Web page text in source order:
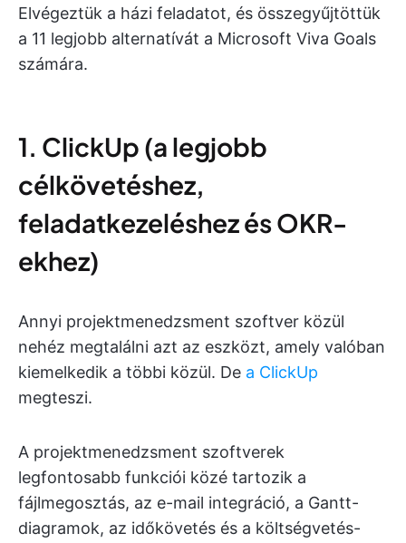
Elvégeztük a házi feladatot, és összegyűjtöttük
a 11 legjobb alternatívát a Microsoft Viva Goals
számára.
1. ClickUp (a legjobb
célkövetéshez,
feladatkezeléshez és OKR-
ekhez)
Annyi projektmenedzsment szoftver közül
nehéz megtalálni azt az eszközt, amely valóban
kiemelkedik a többi közül. De a ClickUp
megteszi.
A projektmenedzsment szoftverek
legfontosabb funkciói közé tartozik a
fájlmegosztás, az e-mail integráció, a Gantt-
diagramok, az időkövetés és a költségvetés-